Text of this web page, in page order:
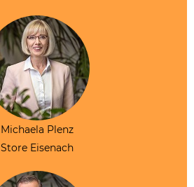
Michaela Plenz
Store Eisenach